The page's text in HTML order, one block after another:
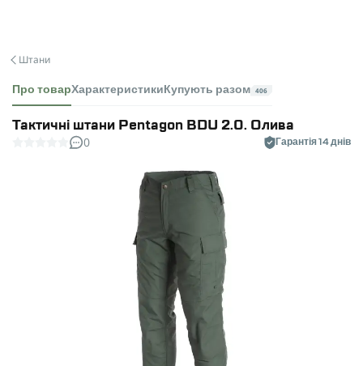
Штани
Про товарХарактеристики Купують разом 406
Тактичні штани Pentagon BDU 2.0. Олива
0 Гарантія 14 днів